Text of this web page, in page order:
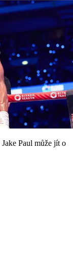
Paul může jít o